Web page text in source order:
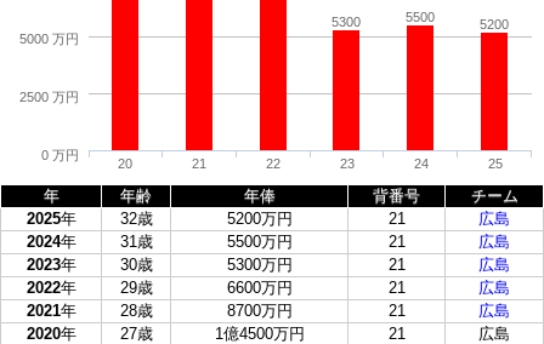
5300 5500 5200
20 21 22 23 24 25
0 万円
2500 万円
5000 万円
年 年齢 年俸 背番号
チーム
2025年 32歳 5200万円 21
広島
2024年 31歳 5500万円 21
広島
2023年 30歳 5300万円 21
広島
2022年 29歳 6600万円 21
広島
2021年 28歳 8700万円 21
広島
2020年 27歳 1億4500万円 21
広島